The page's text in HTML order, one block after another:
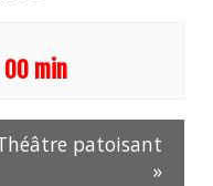
00 min
patoisant
»